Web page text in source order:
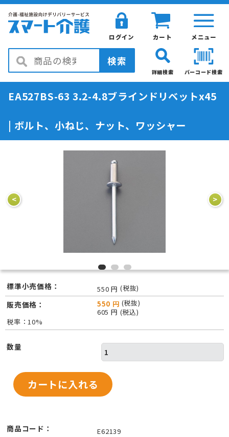
メニュー
カート
ログイン
検索
バーコード検索
詳細検索
EA527BS-63 3.2-4.8ブラインドリベットx45
| ボルト、小ねじ、ナット、ワッシャー
< >
標準小売価格： 550 円 (税抜)
販売価格： 550 円 (税抜)
605 円 (税込)
税率：10%
数量
商品コード： E62139